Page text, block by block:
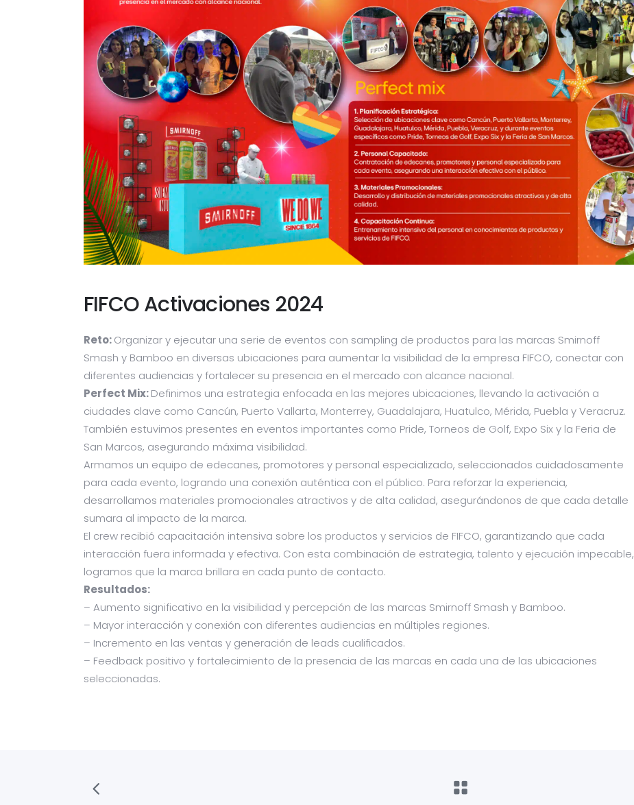
FIFCO Activaciones 2024
Reto:Organizar y ejecutar una serie de eventos con sampling de productos para las marcas Smirnoff
Smash y Bamboo en diversas ubicaciones para aumentar la visibilidad de la empresa FIFCO, conectar con
diferentes audiencias y fortalecer su presencia en el mercado con alcance nacional.
Perfect Mix:Definimos una estrategia enfocada en las mejores ubicaciones, llevando la activación a
ciudades clave como Cancún, Puerto Vallarta, Monterrey, Guadalajara, Huatulco, Mérida, Puebla y Veracruz.
También estuvimos presentes en eventos importantes como Pride, Torneos de Golf, Expo Six y la Feria de
San Marcos, asegurando máxima visibilidad.
Armamos un equipo de edecanes, promotores y personal especializado, seleccionados cuidadosamente
para cada evento, logrando una conexión auténtica con el público. Para reforzar la experiencia,
desarrollamos materiales promocionales atractivos y de alta calidad, asegurándonos de que cada detalle
sumara al impacto de la marca.
El crew recibió capacitación intensiva sobre los productos y servicios de FIFCO, garantizando que cada
interacción fuera informada y efectiva. Con esta combinación de estrategia, talento y ejecución impecable,
logramos que la marca brillara en cada punto de contacto.
Resultados:
– Aumento significativo en la visibilidad y percepción de las marcas Smirnoff Smash y Bamboo.
– Mayor interacción y conexión con diferentes audiencias en múltiples regiones.
– Incremento en las ventas y generación de leads cualificados.
– Feedback positivo y fortalecimiento de la presencia de las marcas en cada una de las ubicaciones
seleccionadas.